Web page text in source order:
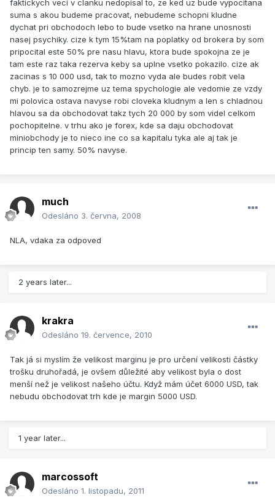
faktickych veci v clanku nedopisal to, ze ked uz bude vypocitana
suma s akou budeme pracovat, nebudeme schopni kludne
dychat pri obchodoch lebo to bude vsetko na hrane unosnosti
nasej psychiky. cize k tym 15%tam na poplatky od brokera by som
pripocital este 50% pre nasu hlavu, ktora bude spokojna ze je
tam este raz taka rezerva keby sa uplne vsetko pokazilo. cize ak
zacinas s 10 000 usd, tak to mozno vyda ale budes robit vela
chyb. je to samozrejme uz tema spychologie ale vedomie ze vzdy
mi polovica ostava navyse robi cloveka kludnym a len s chladnou
hlavou sa da obchodovat takz tych 20 000 by som videl celkom
pochopitelne. v trhu ako je forex, kde sa daju obchodovat
miniobchody je to nieco ine co sa kapitalu tyka ale aj tak je
princip ten samy. 50% navyse.
much
Odesláno 3. června, 2008
NLA, vdaka za odpoved
2 years later...
krakra
Odesláno 19. července, 2010
Tak já si myslím že velikost marginu je pro určení velikosti částky
trošku druhořadá, je ovšem důležité aby velikost byla o dost
menší než je velikost našeho účtu. Když mám účet 6000 USD, tak
nebudu obchodovat trh kde je margin 5000 USD.
1 year later...
marcossoft
Odesláno 1. listopadu, 2011